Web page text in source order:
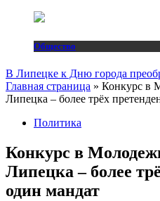
Общество
В Липецке к Дню города
Главная страница » Конкурс в
Липецка – более трёх
Политика
Конкурс в
Липецка – более
один мандат